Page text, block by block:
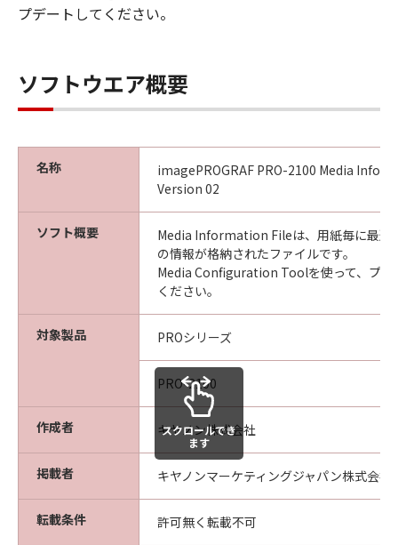
キヤノンは「本ソフトウエア」に関する知
るものではありません。
所有権
権限及び所有権は、その内容によりキヤノ
ンまたはキヤノンのライセンサーに帰属し
保証
「許諾ソフトウエア」が、CD-ROM等の記
憶媒体に格納されて提供されている場合、
キヤノンは、お客様が「許諾ソフトウエ
ア」を購入した日から90日の間、「許諾ソ
フトウエア」が格納されている記憶媒体
（以下「メディア」と言います）に物理的
な欠陥がないことを保証します。当該保証
期間中に「メディア」に物理的な欠陥が発
見された場合には、キヤノンは、「メディ
ア」を交換いたします。
保証の否認・免責
(1) 「本ソフトウエア」は、『現状のまま』の
状態で使用許諾されます。キヤノン、キヤノン
プデートしてください。
ソフトウエア概要
名称
imagePROGRAF PRO-2100 Media
Version 02
ソフト概要
Media Information Fileは、用紙毎に最適
の情報が格納されたファイルです。
Media Configuration Toolを使って、プリ
ください。
対象製品 PROシリーズ
PRO-2100
作成者 キヤノン株式会社
掲載者 キヤノンマーケティングジャパン株式会社
転載条件 許可無く転載不可
スクロールでき
ます